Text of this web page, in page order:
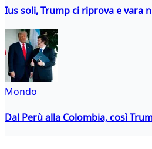
Ius soli, Trump ci riprova e vara
Mondo
Dal Perù alla Colombia, così